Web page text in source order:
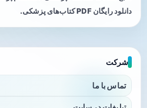
دانلود رایگان PDF کتاب‌های پزشکی.
شرکت
تماس با ما